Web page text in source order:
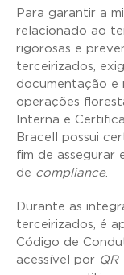
Para garantir a
relacionado ao
rigorosas e
terceirizados,
documentação e
operações
Interna e
Bracell possui
fim de assegurar
de compliance.
Durante as
terceirizados, é
Código de
acessível por QR